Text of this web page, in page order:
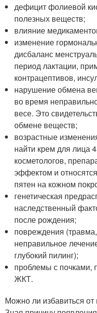
дефицит фолиевой
полезных веществ;
влияние
изменение
дисбаланс
период лактации,
контрацептивов,
нарушение обмена
во время
весе. Это
обмене веществ;
возрастные
найти крем для лица
косметологов,
эффектом и
пятен на кожном
генетическая
наследственный
после рождения;
повреждения
неправильное
глубокий пилинг);
проблемы с почками,
ЖКТ.
Можно ли избавиться от